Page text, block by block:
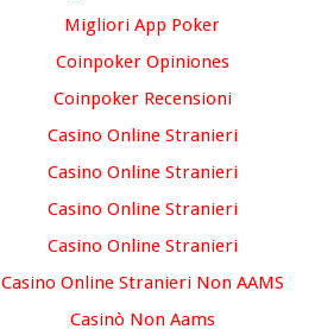
Migliori App Poker
Coinpoker Opiniones
Coinpoker Recensioni
Casino Online Stranieri
Casino Online Stranieri
Casino Online Stranieri
Casino Online Stranieri
Casino Online Stranieri Non AAMS
Casinò Non Aams